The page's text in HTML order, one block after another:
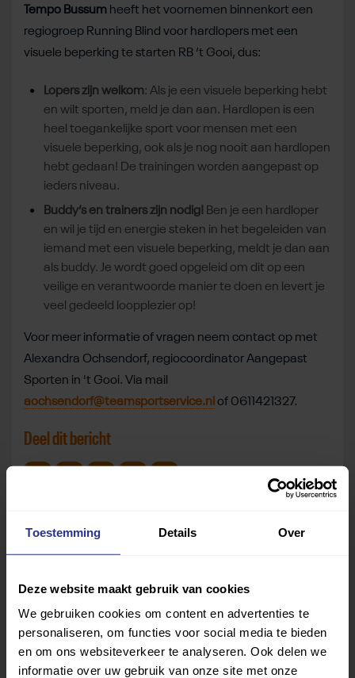
Toestemming Details Over
Deze website maakt gebruik van cookies
We gebruiken cookies om content en advertenties te
personaliseren, om functies voor social media te bieden
en om ons websiteverkeer te analyseren. Ook delen we
informatie over uw gebruik van onze site met onze
Tempo Bussum heeft het voornemen binnenkort een
regiogroep Running Blind voor hardlopers met een
visuele beperking te starten RB ‘t Gooi, dus:
Lopers zijn welkom: Als je een visuele beperking hebt
en wilt sporten, meld je dan aan. Hardlopen is een
heel toegankelijke sport voor mensen met een
visuele beperking, ook als je nog nooit aan hardlopen
hebt gedaan! De trainingen worden aangepast op
ieders niveau.
Buddy’s en trainers zijn nodig! Ben je een hardloper
en wil je tijd en energie steken in het begeleiden van
iemand met een visuele beperking, meldt je dan aan
als buddy. Je wordt goed opgeleid om dit op een
veilige en verantwoorde manier te doen en levert je
veel gedeeld loopplezier op!
Voor meer informatie of vragen neem contact op met
Alexandra Ochsendorf, regiocoordinator Aangepast
Sporten in 't Gooi. Via mail
aochsendorf@teamsportservice.nl of 0611421327.
Deel dit bericht